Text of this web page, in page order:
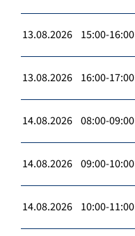
13.08.2026 15:00-16:00
13.08.2026 16:00-17:00
14.08.2026 08:00-09:00
14.08.2026 09:00-10:00
14.08.2026 10:00-11:00